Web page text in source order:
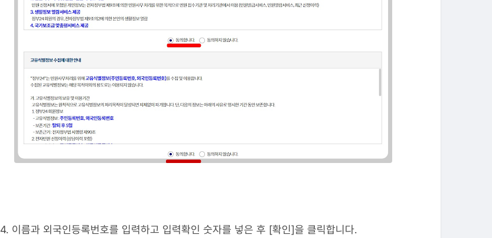
4. 이름과 외국인등록번호를 입력하고 입력확인 숫자를 넣은 후 [확인]을 클릭합니다.